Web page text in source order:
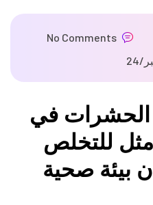
No Comments
في
للتخلص
بيئة صحية